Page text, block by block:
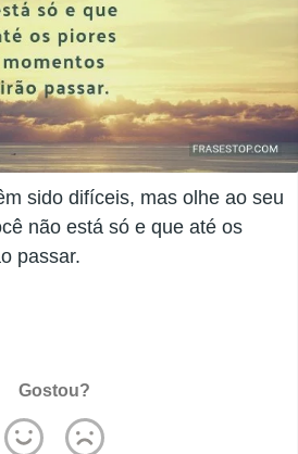
sido difíceis, mas olhe ao seu
não está só e que até os
passar.
Gostou?